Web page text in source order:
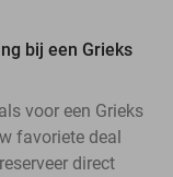
bij een Grieks
voor een Grieks
favoriete deal
direct